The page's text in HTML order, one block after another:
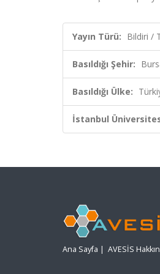
Yayın Türü: Bildiri /
Basıldığı Şehir:
Basıldığı Ülke:
İstanbul
Ana Sayfa | AVESİS